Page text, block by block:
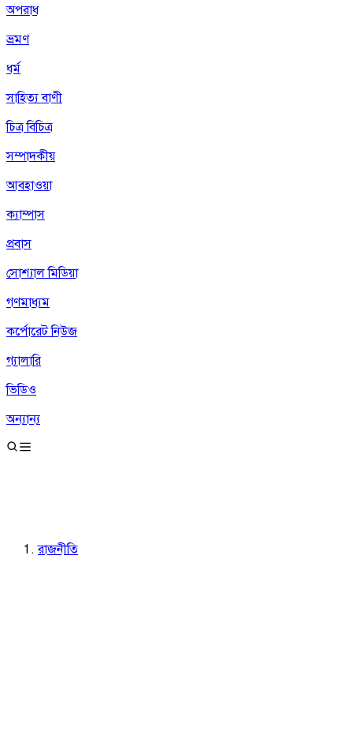
অপরাধ
ভ্রমণ
ধর্ম
সাহিত্য বাণী
চিত্র বিচিত্র
সম্পাদকীয়
আবহাওয়া
ক্যাম্পাস
প্রবাস
সোশ্যাল মিডিয়া
গণমাধ্যম
কর্পোরেট নিউজ
গ্যালারি
ভিডিও
অন্যান্য
রাজনীতি